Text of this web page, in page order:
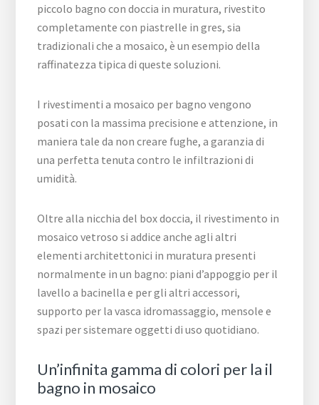
piccolo bagno con doccia in muratura, rivestito
completamente con piastrelle in gres, sia
tradizionali che a mosaico, è un esempio della
raffinatezza tipica di queste soluzioni.
I rivestimenti a mosaico per bagno vengono
posati con la massima precisione e attenzione, in
maniera tale da non creare fughe, a garanzia di
una perfetta tenuta contro le infiltrazioni di
umidità.
Oltre alla nicchia del box doccia, il rivestimento in
mosaico vetroso si addice anche agli altri
elementi architettonici in muratura presenti
normalmente in un bagno: piani d’appoggio per il
lavello a bacinella e per gli altri accessori,
supporto per la vasca idromassaggio, mensole e
spazi per sistemare oggetti di uso quotidiano.
Un’infinita gamma di colori per la il
bagno in mosaico